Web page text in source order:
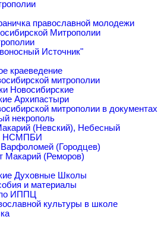
православной молодежи
Митрополии
Источник"
краеведение
митрополии
Новосибирские
Архипастыри
митрополии в документах
некрополь
(Невский), Небесный
НСМПБИ
(Городцев)
Макарий (Реморов)
Духовные Школы
и материалы
ИППЦ
культуры в школе